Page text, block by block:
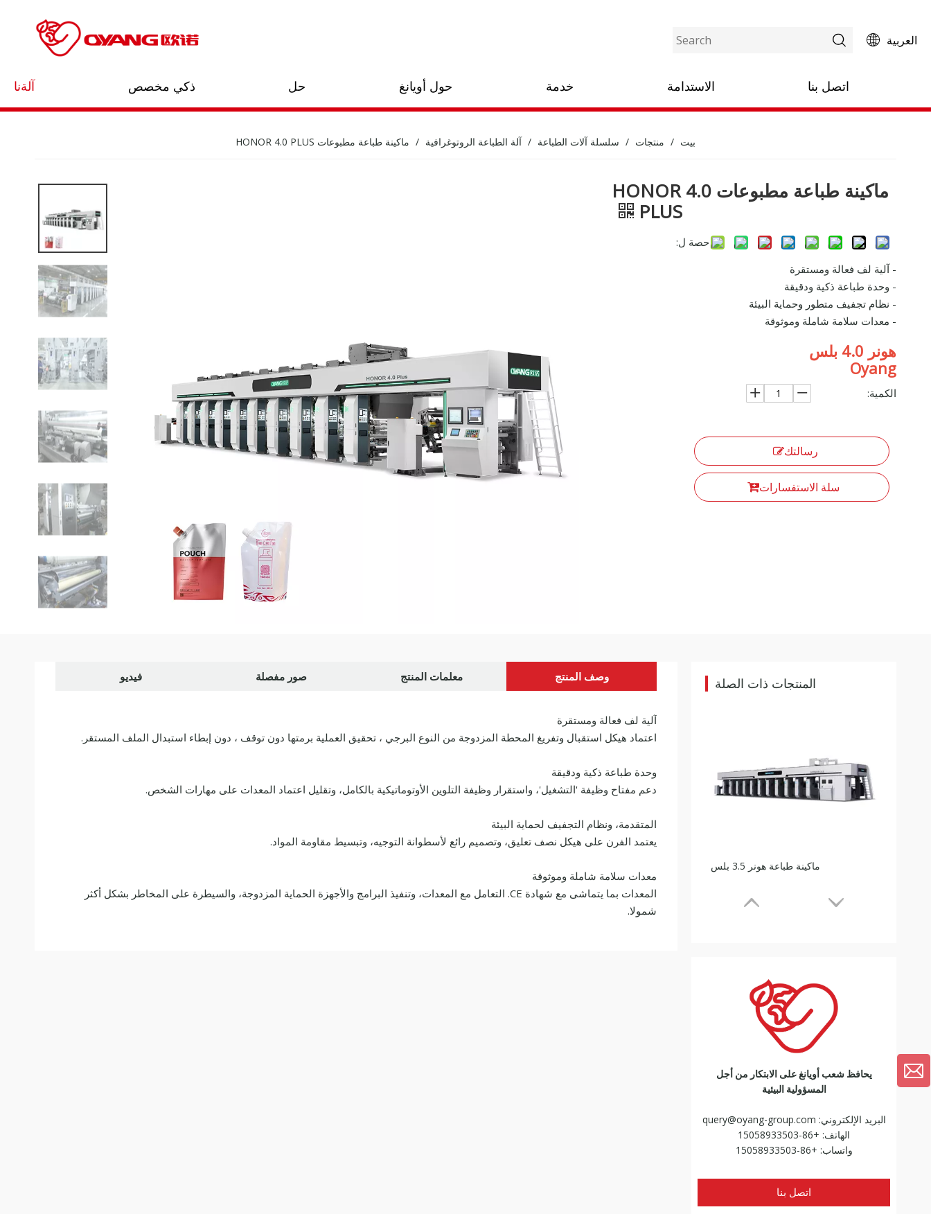
العربية
آلةنا ذكي مخصص حل حول أويانغ خدمة الاستدامة اتصل بنا
بيت / منتجات / سلسلة آلات الطباعة / آلة الطباعة الروتوغرافية / ماكينة طباعة مطبوعات HONOR 4.0 PLUS
ماكينة طباعة مطبوعات HONOR 4.0
PLUS
حصة ل:
- آلية لف فعالة ومستقرة
- وحدة طباعة ذكية ودقيقة
- نظام تجفيف متطور وحماية البيئة
- معدات سلامة شاملة وموثوقة
هونر 4.0 بلس
Oyang
الكمية:
رسالتك
سلة الاستفسارات
وصف المنتج معلمات المنتج صور مفصلة فيديو
آلية لف فعالة ومستقرة
اعتماد هيكل استقبال وتفريغ المحطة المزدوجة من النوع البرجي ، تحقيق العملية برمتها دون توقف ، دون إبطاء استبدال الملف المستقر.
وحدة طباعة ذكية ودقيقة
دعم مفتاح وظيفة 'التشغيل'، واستقرار وظيفة التلوين الأوتوماتيكية بالكامل، وتقليل اعتماد المعدات على مهارات الشخص.
المتقدمة، ونظام التجفيف لحماية البيئة
يعتمد الفرن على هيكل نصف تعليق، وتصميم رائع لأسطوانة التوجيه، وتبسيط مقاومة المواد.
معدات سلامة شاملة وموثوقة
المعدات بما يتماشى مع شهادة CE. التعامل مع المعدات، وتنفيذ البرامج والأجهزة الحماية المزدوجة، والسيطرة على المخاطر بشكل أكثر
شمولا.
المنتجات ذات الصلة
ماكينة طباعة هونر 3.5 بلس
ماكينة طباعة مطبوعات هونر 3.5
ماكينة طباعة هونر 3.5 بلس
يحافظ شعب أويانغ على الابتكار من أجل
المسؤولية البيئية
البريد الإلكتروني: query@oyang-group.com
الهاتف: +86-15058933503
واتساب: +86-15058933503
اتصل بنا